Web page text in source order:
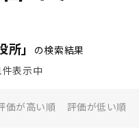
所」
の検索結果
表示中
価が高い順 評価が低い順